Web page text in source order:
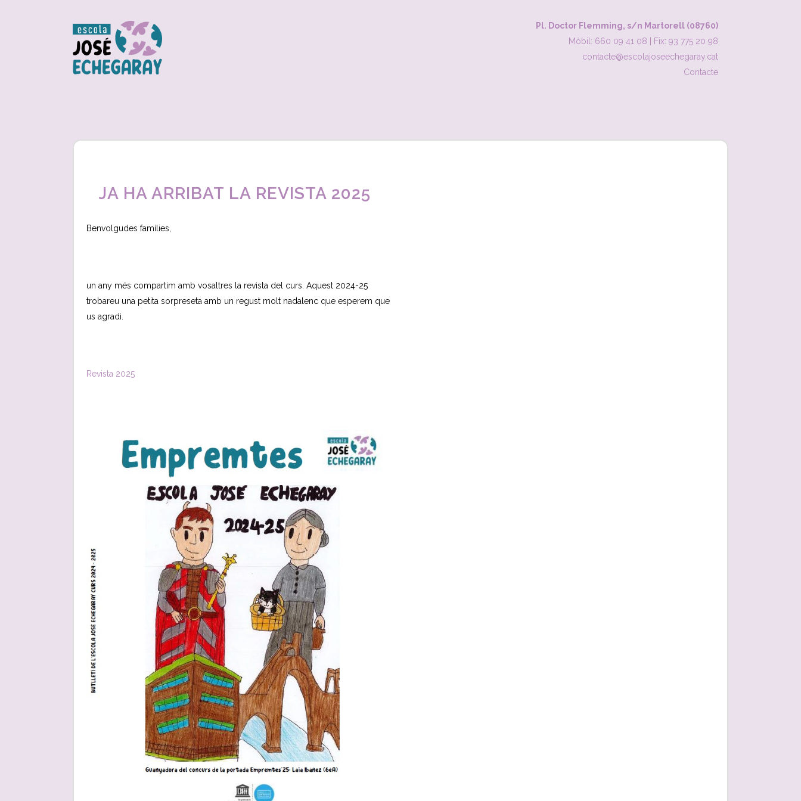
Pl. Doctor Flemming, s/n Martorell (08760)
Mòbil: 660 09 41 08
Fix: 93 775 20 98
contacte@escolajoseechegaray.cat
Contacte
JA HA ARRIBAT LA REVISTA 2025
Benvolgudes famílies,
un any més compartim amb vosaltres la revista del curs. Aquest 2024-25
trobareu una petita sorpreseta amb un regust molt nadalenc que esperem que
us agradi.
Revista 2025